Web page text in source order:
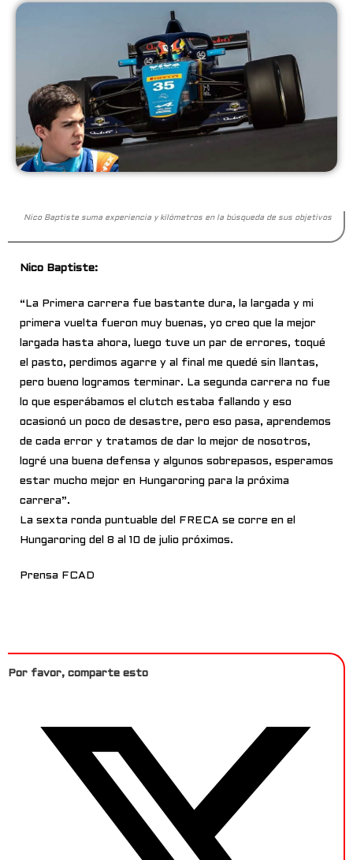
Nico Baptiste suma experiencia y kilómetros en la búsqueda de sus objetivos
Nico Baptiste:
“La Primera carrera fue bastante dura, la largada y mi
primera vuelta fueron muy buenas, yo creo que la mejor
largada hasta ahora, luego tuve un par de errores, toqué
el pasto, perdimos agarre y al final me quedé sin llantas,
pero bueno logramos terminar. La segunda carrera no fue
lo que esperábamos el clutch estaba fallando y eso
ocasionó un poco de desastre, pero eso pasa, aprendemos
de cada error y tratamos de dar lo mejor de nosotros,
logré una buena defensa y algunos sobrepasos, esperamos
estar mucho mejor en Hungaroring para la próxima
carrera”.
La sexta ronda puntuable del FRECA se corre en el
Hungaroring del 8 al 10 de julio próximos.
Prensa FCAD
Por favor, comparte esto